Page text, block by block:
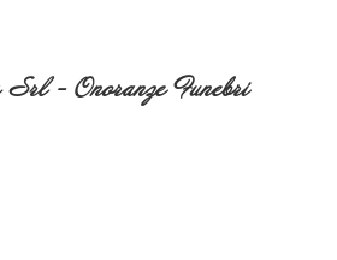
- Onoranze Funebri